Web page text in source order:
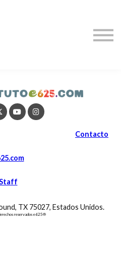
PASTORAL
Contacto
TX 75027, Estados Unidos.
reservados e625®